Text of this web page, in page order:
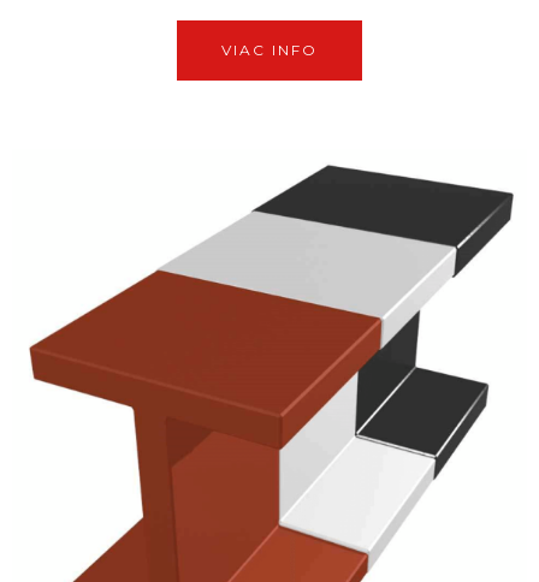
VIAC INFO